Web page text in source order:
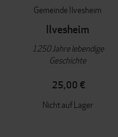
Gemeinde Ilvesheim
Ilvesheim
1250 Jahre lebendige
Geschichte
25,00 €
Nicht auf Lager